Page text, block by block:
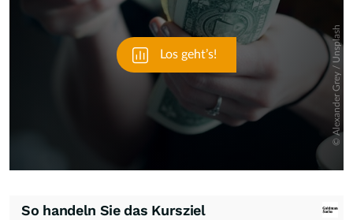
So handeln Sie das Kursziel